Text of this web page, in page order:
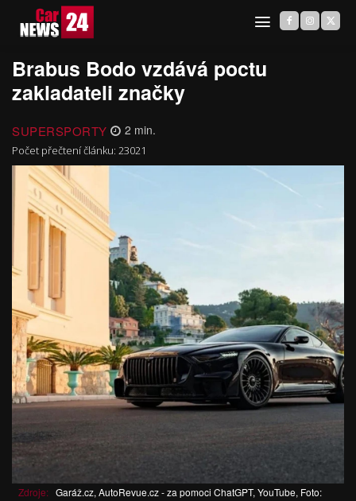
Brabus Bodo vzdává poctu
zakladateli značky
SUPERSPORTY 2 min.
Počet přečtení článku: 23021
Zdroje: Garáž.cz, AutoRevue.cz - za pomoci ChatGPT, YouTube, Foto: